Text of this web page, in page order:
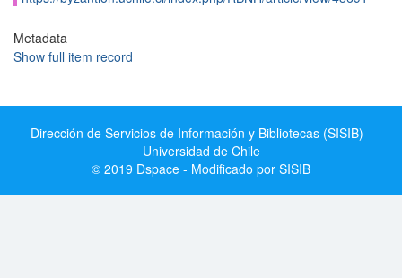
Metadata
Show full item record
Dirección de Servicios de Información y Bibliotecas (SISIB) -
Universidad de Chile
© 2019 Dspace - Modificado por SISIB